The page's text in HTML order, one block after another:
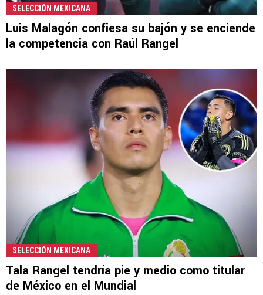
SELECCIÓN MEXICANA
Luis Malagón confiesa su bajón y se enciende
la competencia con Raúl Rangel
SELECCIÓN MEXICANA
Tala Rangel tendría pie y medio como titular
de México en el Mundial